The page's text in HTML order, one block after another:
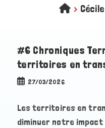
>
#6 Chroniques
territoires en
Publication
27/03/2026
Les territoires en
diminuer notre